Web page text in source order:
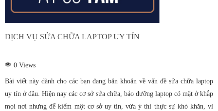
DỊCH VỤ SỬA CHỮA LAPTOP UY TÍN
0 Views
Bài viết này dành cho các bạn đang băn khoăn về vấn đề sửa chữa laptop
uy tín ở đâu. Hiện nay các cơ sở sửa chữa, bảo dưỡng laptop có mặt ở khắp
mọi nơi nhưng để kiếm một cơ sở uy tín, vừa ý thì thực sự khó khăn, vì